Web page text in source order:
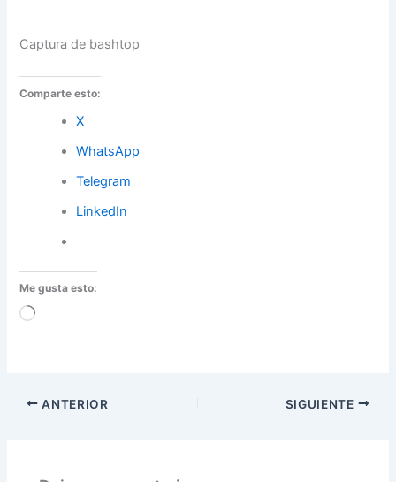
Captura de bashtop
Comparte esto:
X
WhatsApp
Telegram
LinkedIn
Me gusta esto:
Cargando...
ANTERIOR SIGUIENTE